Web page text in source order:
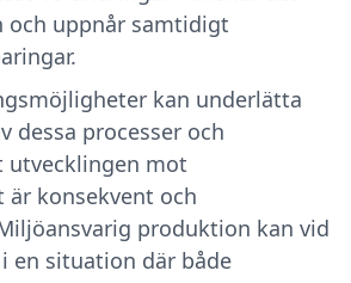
och uppnår samtidigt
kan underlätta
dessa processer och
utvecklingen mot
konsekvent och
produktion kan vid
en situation där både